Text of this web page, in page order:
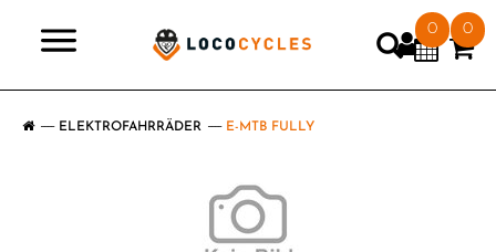
0 0
ELEKTROFAHRRÄDER E-MTB FULLY